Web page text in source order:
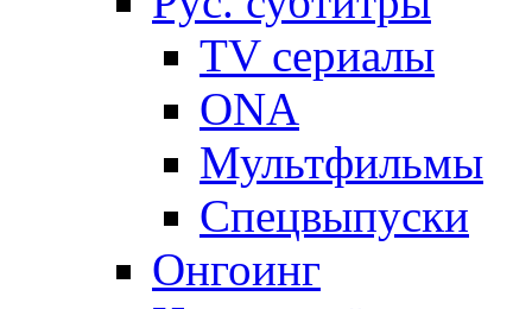
TV сериалы
ONA
Мультфильмы
Спецвыпуски
Онгоинг